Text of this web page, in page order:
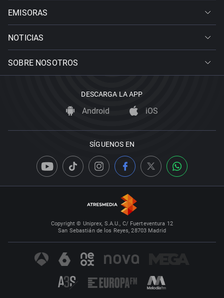
EMISORAS
NOTICIAS
SOBRE NOSOTROS
DESCARGA LA APP
Android iOS
SÍGUENOS EN
Copyright © Uniprex, S.A.U., C/ Fuerteventura 12
San Sebastián de los Reyes, 28703 Madrid